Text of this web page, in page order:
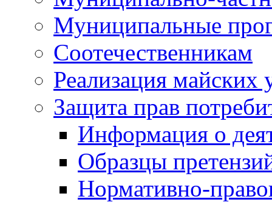
Муниципальные
Соотечественникам
Реализация майских
Защита прав
Информация о
Образцы
Нормативно-